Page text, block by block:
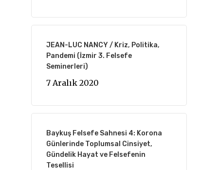
JEAN-LUC NANCY / Kriz, Politika,
Pandemi (İzmir 3. Felsefe
Seminerleri)
7 Aralık 2020
Baykuş Felsefe Sahnesi 4: Korona
Günlerinde Toplumsal Cinsiyet,
Gündelik Hayat ve Felsefenin
Tesellisi